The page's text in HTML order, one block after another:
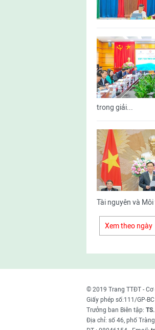
trong giải...
Tài nguyên và
Xem theo ngày
© 2019 Trang TTĐT -
Giấy phép số:111/GP-
Trưởng ban Biên tập:
Địa chỉ: số 46, phố